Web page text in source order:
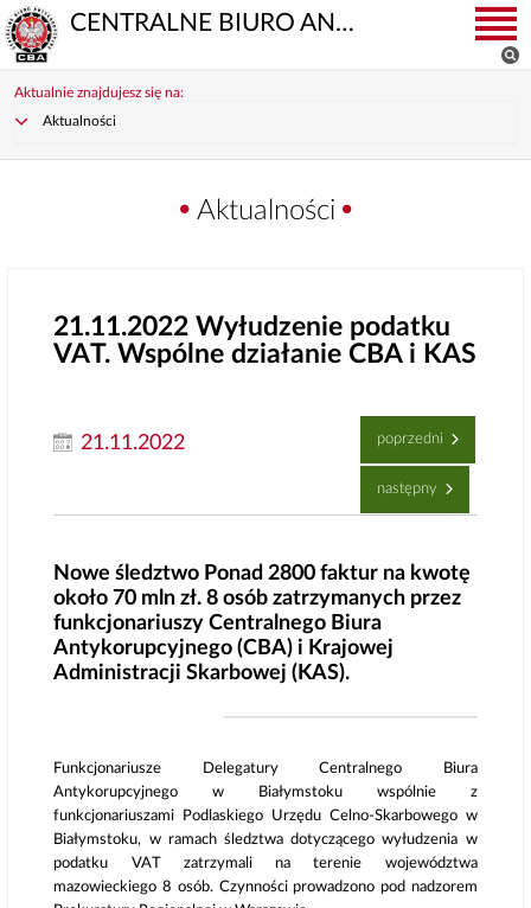
CENTRALNE BIURO ANTYKORUPCYJNE
Aktualnie znajdujesz się na:
Aktualności
Aktualności
21.11.2022 Wyłudzenie podatku
VAT. Wspólne działanie CBA i KAS
21.11.2022 poprzedni
następny
Nowe śledztwo Ponad 2800 faktur na kwotę
około 70 mln zł. 8 osób zatrzymanych przez
funkcjonariuszy Centralnego Biura
Antykorupcyjnego (CBA) i Krajowej
Administracji Skarbowej (KAS).
Funkcjonariusze Delegatury Centralnego Biura
Antykorupcyjnego w Białymstoku wspólnie z
funkcjonariuszami Podlaskiego Urzędu Celno-Skarbowego w
Białymstoku, w ramach śledztwa dotyczącego wyłudzenia w
podatku VAT zatrzymali na terenie województwa
mazowieckiego 8 osób. Czynności prowadzono pod nadzorem